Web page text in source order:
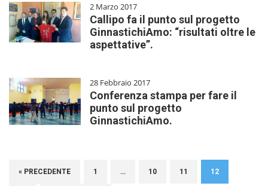
2 Marzo 2017
Callipo fa il punto sul progetto
GinnastichiAmo: “risultati oltre le
aspettative”.
28 Febbraio 2017
Conferenza stampa per fare il
punto sul progetto
GinnastichiAmo.
« PRECEDENTE 1 … 10 11 12